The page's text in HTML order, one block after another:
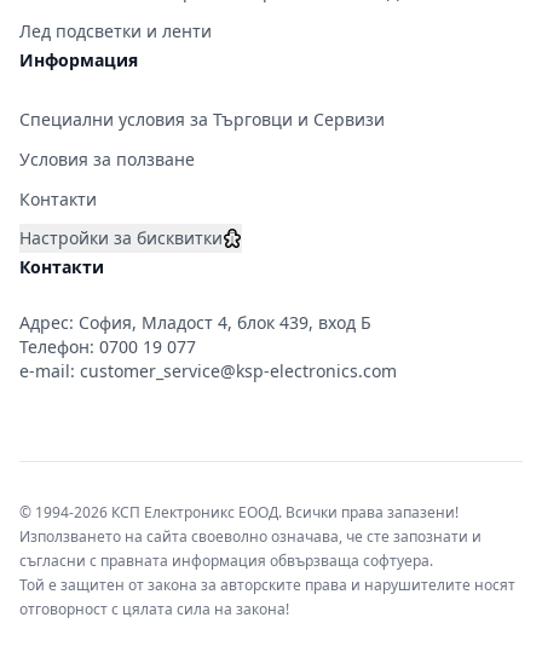
Лед подсветки и ленти
Информация
Специални условия за Търговци и Сервизи
Условия за ползване
Контакти
Настройки за бисквитки
Контакти
Адрес: София, Младост 4, блок 439, вход Б
Телефон: 0700 19 077
e-mail: customer_service@ksp-electronics.com
© 1994-2026 КСП Електроникс ЕООД. Всички права запазени!
Използването на сайта своеволно означава, че сте запознати и
съгласни с правната информация обвързваща софтуера.
Той е защитен от закона за авторските права и нарушителите носят
отговорност с цялата сила на закона!